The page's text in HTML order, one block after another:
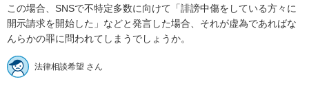
この場合、SNSで不特定多数に向けて「誹謗中傷をしている方々に
開示請求を開始した」などと発言した場合、それが虚為であればな
んらかの罪に問われてしまうでしょうか。
法律相談希望 さん